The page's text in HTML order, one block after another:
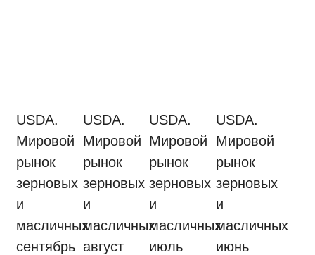
USDA.
Мировой
рынок
зерновых
и
масличных
сентябрь
USDA.
Мировой
рынок
зерновых
и
масличных
август
USDA.
Мировой
рынок
зерновых
и
масличных
июль
USDA.
Мировой
рынок
зерновых
и
масличных
июнь